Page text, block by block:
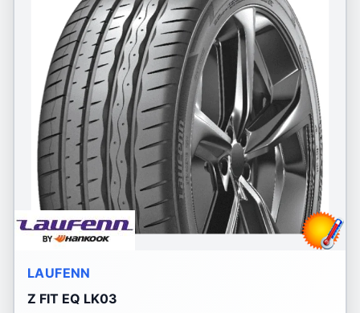
LAUFENN
Z FIT EQ LK03